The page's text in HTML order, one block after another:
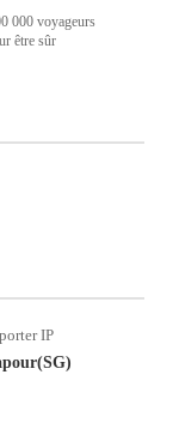
000 voyageurs
être sûr
IP